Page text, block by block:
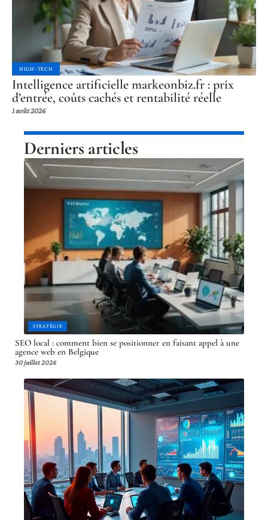
HIGH-TECH
Intelligence artificielle markeonbiz.fr : prix
d’entrée, coûts cachés et rentabilité réelle
1 août 2026
Derniers articles
STRATÉGIE
SEO local : comment bien se positionner en faisant appel à une
agence web en Belgique
30 juillet 2026